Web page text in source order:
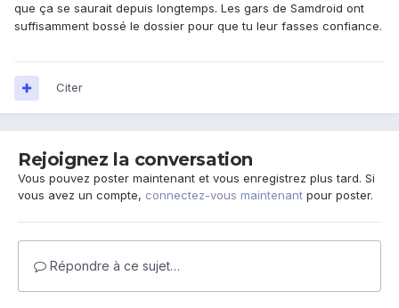
que ça se saurait depuis longtemps. Les gars de Samdroid ont
suffisamment bossé le dossier pour que tu leur fasses confiance.
Citer
Rejoignez la conversation
Vous pouvez poster maintenant et vous enregistrez plus tard. Si
vous avez un compte, connectez-vous maintenant pour poster.
Répondre à ce sujet…